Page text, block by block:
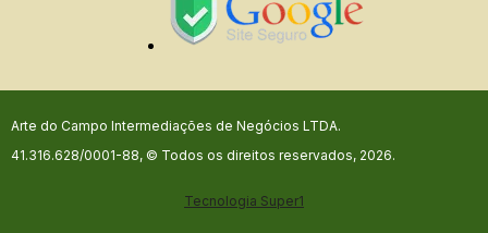
Arte do Campo Intermediações de Negócios LTDA.
41.316.628/0001-88, © Todos os direitos reservados, 2026.
Tecnologia Super1